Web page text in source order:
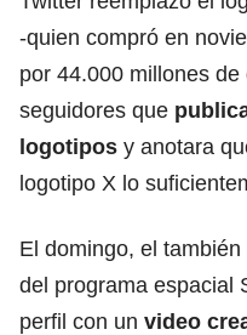
-quien compró en
por 44.000 millones
seguidores que
logotipos y anotara
logotipo X lo
El domingo, el
del programa espacial
perfil con un video